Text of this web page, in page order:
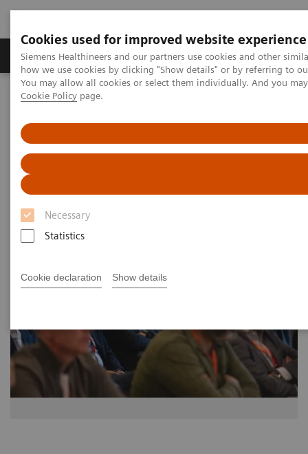
Cookies used for improved website experience
Siemens Healthineers and our partners use cookies and other
how we use cookies by clicking "Show details" or by referring to
You may allow all cookies or select them individually. And you
Cookie Policy page.
Necessary
Statistics
Cookie declaration Show details
Productos y servicios Especialidades clínicas
Home Medical Imaging
Image 83
Image 83